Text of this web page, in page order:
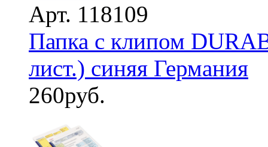
Арт. 118109
Папка с клипом
лист.) синяя Германия
260руб.